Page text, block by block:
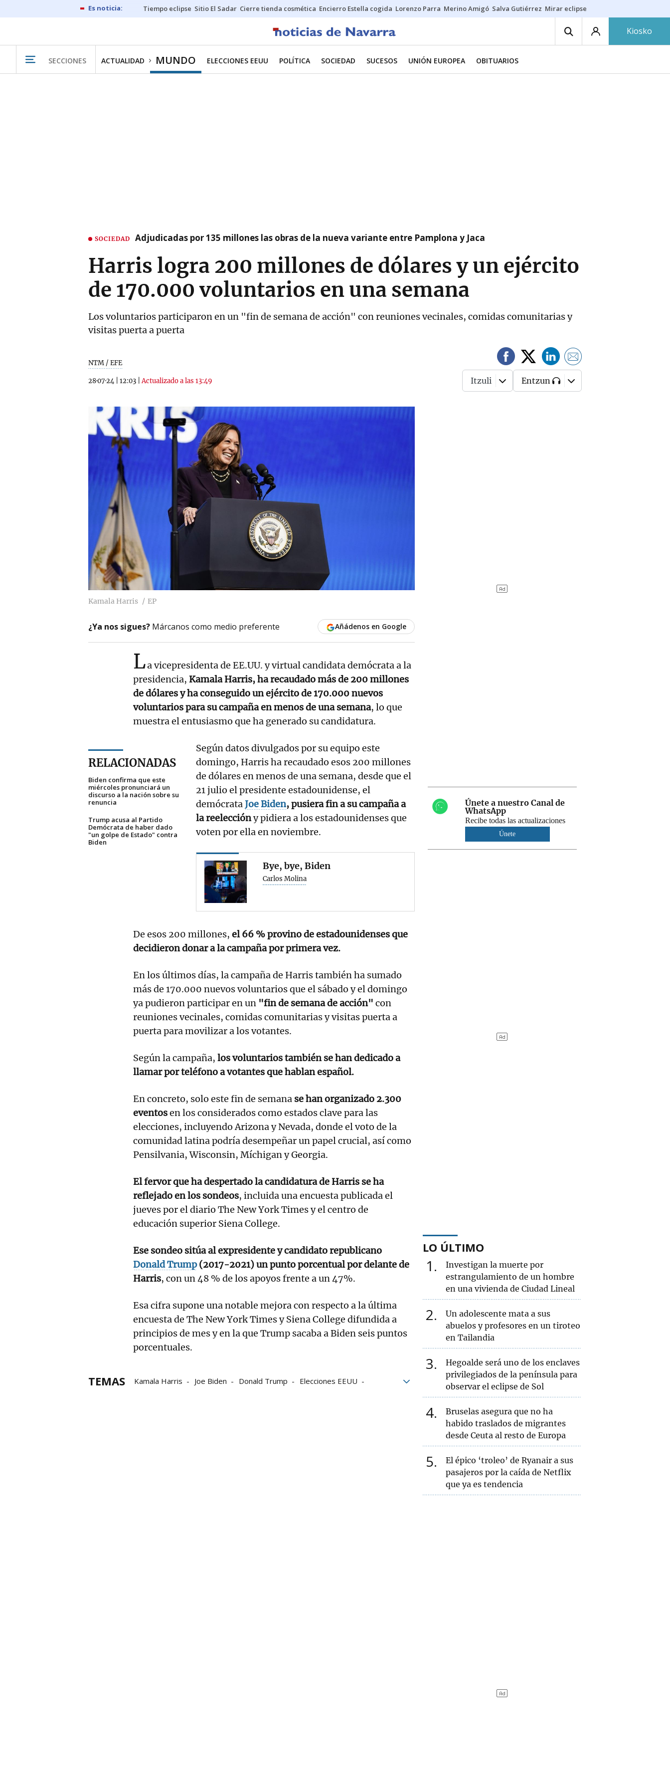
Tiempo eclipse Sitio El Sadar Cierre tienda cosmética Encierro Estella cogida Lorenzo Parra Merino Amigó Salva Gutiérrez Mirar eclipse
Kiosko
SECCIONES ACTUALIDAD MUNDO ELECCIONES EEUU POLÍTICA SOCIEDAD SUCESOS UNIÓN EUROPEA OBITUARIOS
SOCIEDAD Adjudicadas por 135 millones las obras de la nueva variante entre Pamplona y Jaca
Harris logra 200 millones de dólares y un ejército
de 170.000 voluntarios en una semana
Los voluntarios participaron en un "fin de semana de acción" con reuniones vecinales, comidas comunitarias y
visitas puerta a puerta
NTM / EFE
28·07·24 12:03 |Actualizado a las 13:49 Itzuli Entzun
Kamala Harris EP
¿Ya nos sigues? Márcanos como medio preferente Añádenos en Google
La vicepresidenta de EE.UU. y virtual candidata demócrata a la
presidencia, Kamala Harris, ha recaudado más de 200 millones
de dólares y ha conseguido un ejército de 170.000 nuevos
voluntarios para su campaña en menos de una semana, lo que
muestra el entusiasmo que ha generado su candidatura.
RELACIONADAS
Biden confirma que este
miércoles pronunciará un
discurso a la nación sobre su
renuncia
Trump acusa al Partido
Demócrata de haber dado
"un golpe de Estado" contra
Biden
Según datos divulgados por su equipo este
domingo, Harris ha recaudado esos 200 millones
de dólares en menos de una semana, desde que el
21 julio el presidente estadounidense, el
demócrataJoe Biden, pusiera fin a su campaña a
la reeleccióny pidiera a los estadounidenses que
voten por ella en noviembre.
Bye, bye, Biden
Carlos Molina
De esos 200 millones, el 66 % provino de estadounidenses que
decidieron donar a la campaña por primera vez.
En los últimos días, la campaña de Harris también ha sumado
más de 170.000 nuevos voluntarios que el sábado y el domingo
ya pudieron participar en un "fin de semana de acción" con
reuniones vecinales, comidas comunitarias y visitas puerta a
puerta para movilizar a los votantes.
Según la campaña, los voluntarios también se han dedicado a
llamar por teléfono a votantes que hablan español.
En concreto, solo este fin de semana se han organizado 2.300
eventosen los considerados como estados clave para las
elecciones, incluyendo Arizona y Nevada, donde el voto de la
comunidad latina podría desempeñar un papel crucial, así como
Pensilvania, Wisconsin, Míchigan y Georgia.
El fervor que ha despertado la candidatura de Harris se ha
reflejado en los sondeos, incluida una encuesta publicada el
jueves por el diario The New York Times y el centro de
educación superior Siena College.
Ese sondeo sitúa al expresidente y candidato republicano
Donald Trump(2017-2021) un punto porcentual por delante de
Harris, con un 48 % de los apoyos frente a un 47%.
Esa cifra supone una notable mejora con respecto a la última
encuesta de The New York Times y Siena College difundida a
principios de mes y en la que Trump sacaba a Biden seis puntos
porcentuales.
TEMAS Kamala Harris Joe Biden Donald Trump
Elecciones EEUU
Únete a nuestro Canal de
WhatsApp
Recibe todas las actualizaciones
Únete
LO ÚLTIMO
1
Investigan la muerte por
estrangulamiento de un hombre
en una vivienda de Ciudad Lineal
2
Un adolescente mata a sus
abuelos y profesores en un tiroteo
en Tailandia
3
Hegoalde será uno de los enclaves
privilegiados de la península para
observar el eclipse de Sol
4
Bruselas asegura que no ha
habido traslados de migrantes
desde Ceuta al resto de Europa
5
El épico ‘troleo’ de Ryanair a sus
pasajeros por la caída de Netflix
que ya es tendencia